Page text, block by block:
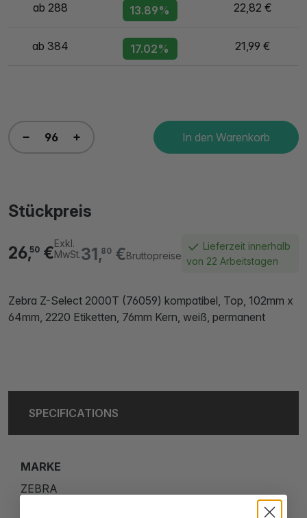
ab 288 13.89% 22,82 €
ab 384 17.02% 21,99 €
In den Warenkorb
Stückpreis
31,80€Bruttopreise
26,50 €Exkl.
MwSt.
Lieferzeit innerhalb
von 22 Arbeitstagen
Zebra Z-Select 2000T (76059) kompatibel, Top, 102mm x
64mm, 2220 Etiketten, 76mm Kern, weiß, permanent
SPECIFICATIONS
MARKE
ZEBRA